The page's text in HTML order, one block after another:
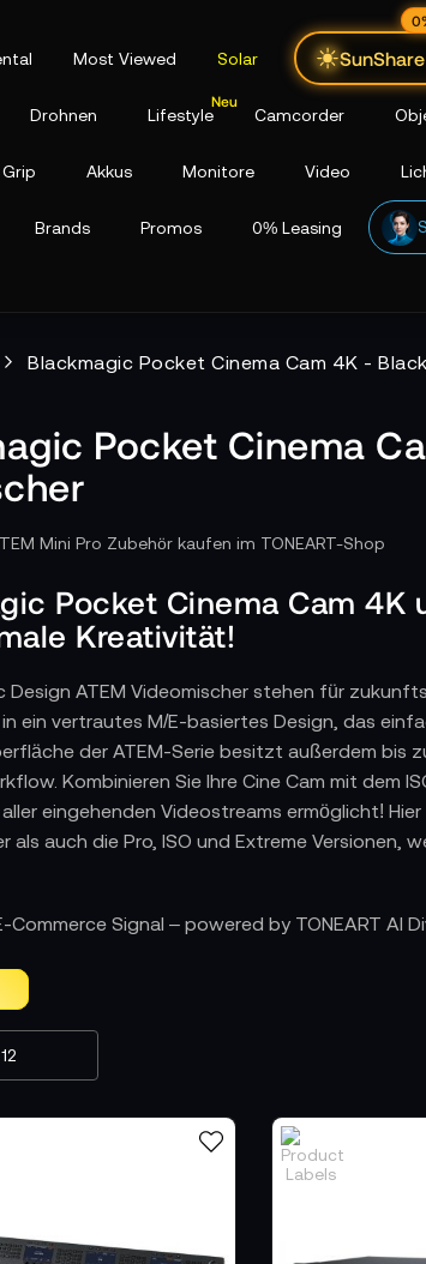
Most Viewed Solar
Drohnen Lifestyle Camcorder
Grip Akkus Monitore Video
Brands Promos 0% Leasing
Blackmagic Pocket Cinema Cam 4K -
Pocket Cinema
Pocket Cinema Cam 4K
Kreativität!
Design ATEM Videomischer stehen für
ein vertrautes M/E-basiertes Design, das
der ATEM-Serie besitzt außerdem bis
Kombinieren Sie Ihre Cine Cam mit dem
eingehenden Videostreams ermöglicht!
als auch die Pro, ISO und Extreme
Commerce Signal – powered by TONEART AI